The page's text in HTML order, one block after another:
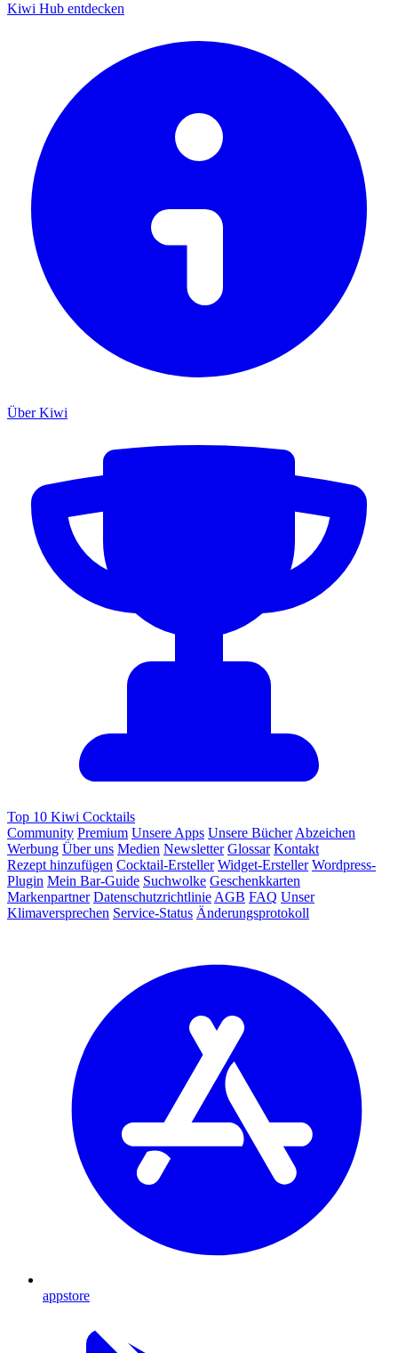
Kiwi Hub entdecken
Über Kiwi
Top 10 Kiwi Cocktails
Community Premium Unsere Apps Unsere Bücher Abzeichen
Werbung Über uns Medien Newsletter Glossar Kontakt
Rezept hinzufügen Cocktail-Ersteller Widget-Ersteller Wordpress-
Plugin Mein Bar-Guide Suchwolke Geschenkkarten
Markenpartner Datenschutzrichtlinie AGB FAQ Unser
Klimaversprechen Service-Status Änderungsprotokoll
appstore